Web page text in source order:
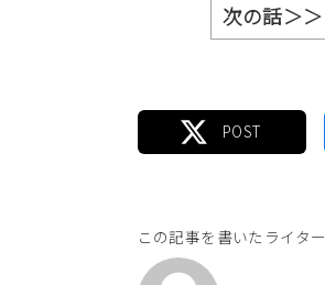
次の話＞＞
この記事を書いたライター